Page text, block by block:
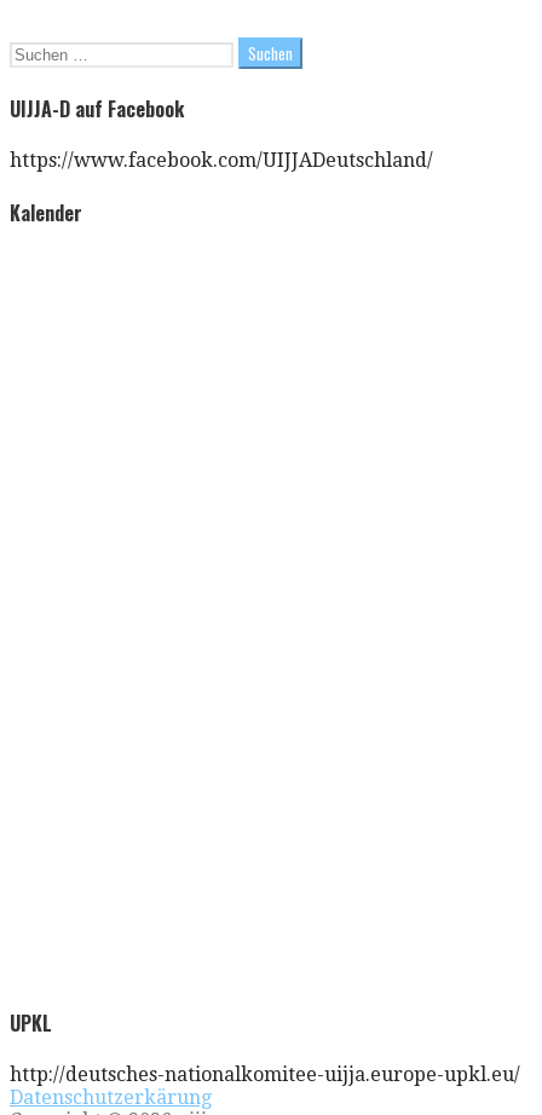
Suchen
UIJJA-D auf Facebook
https://www.facebook.com/UIJJADeutschland/
Kalender
UPKL
http://deutsches-nationalkomitee-uijja.europe-upkl.eu/
Datenschutzerkärung